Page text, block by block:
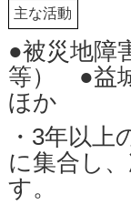
主な活動
●被災地障
等） ●益
ほか
・3年以
に集合し
す。